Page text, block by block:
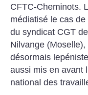
CFTC-Cheminots.
médiatisé le cas
du syndicat CGT
Nilvange (Moselle),
désormais
aussi mis en avant
national des